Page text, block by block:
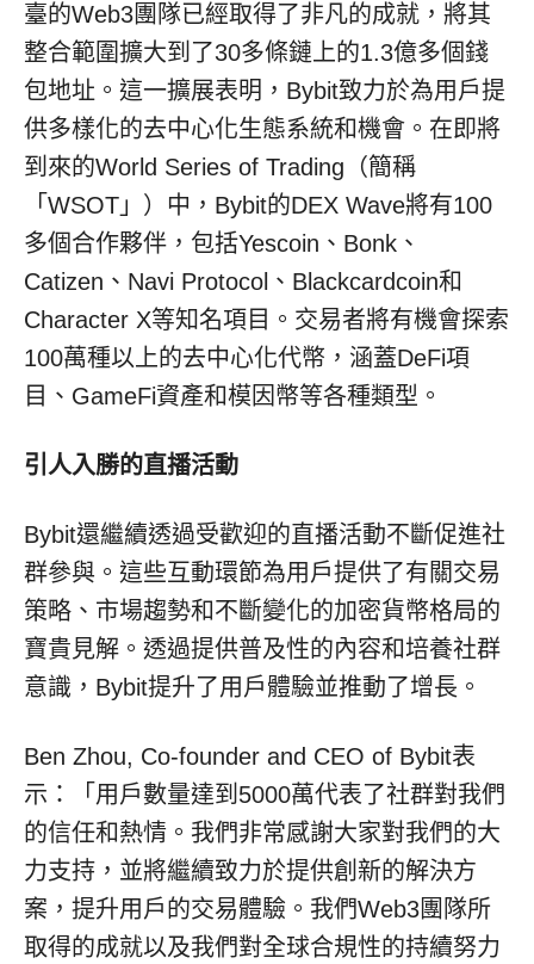
臺的Web3團隊已經取得了非凡的成就，將其
整合範圍擴大到了30多條鏈上的1.3億多個錢
包地址。這一擴展表明，Bybit致力於為用戶提
供多樣化的去中心化生態系統和機會。在即將
到來的World Series of Trading（簡稱
「WSOT」）中，Bybit的DEX Wave將有100
多個合作夥伴，包括Yescoin、Bonk、
Catizen、Navi Protocol、Blackcardcoin和
Character X等知名項目。交易者將有機會探索
100萬種以上的去中心化代幣，涵蓋DeFi項
目、GameFi資產和模因幣等各種類型。
引人入勝的直播活動
Bybit還繼續透過受歡迎的直播活動不斷促進社
群參與。這些互動環節為用戶提供了有關交易
策略、市場趨勢和不斷變化的加密貨幣格局的
寶貴見解。透過提供普及性的內容和培養社群
意識，Bybit提升了用戶體驗並推動了增長。
Ben Zhou, Co-founder and CEO of Bybit表
示：「用戶數量達到5000萬代表了社群對我們
的信任和熱情。我們非常感謝大家對我們的大
力支持，並將繼續致力於提供創新的解決方
案，提升用戶的交易體驗。我們Web3團隊所
取得的成就以及我們對全球合規性的持續努力